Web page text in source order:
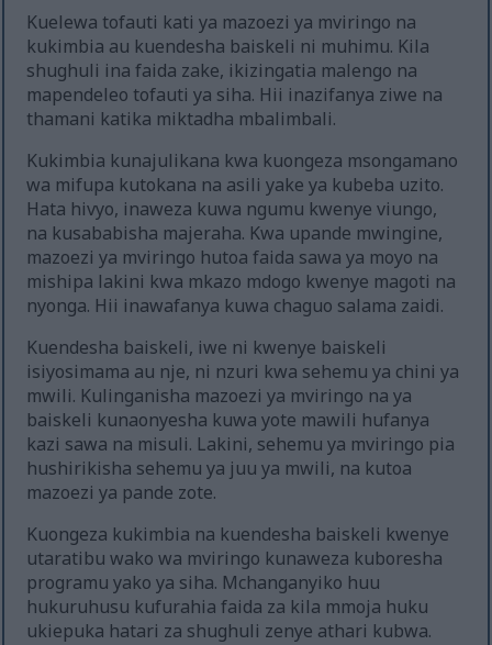
Kuelewa tofauti kati ya mazoezi ya mviringo na
kukimbia au kuendesha baiskeli ni muhimu. Kila
shughuli ina faida zake, ikizingatia malengo na
mapendeleo tofauti ya siha. Hii inazifanya ziwe na
thamani katika miktadha mbalimbali.
Kukimbia kunajulikana kwa kuongeza msongamano
wa mifupa kutokana na asili yake ya kubeba uzito.
Hata hivyo, inaweza kuwa ngumu kwenye viungo,
na kusababisha majeraha. Kwa upande mwingine,
mazoezi ya mviringo hutoa faida sawa ya moyo na
mishipa lakini kwa mkazo mdogo kwenye magoti na
nyonga. Hii inawafanya kuwa chaguo salama zaidi.
Kuendesha baiskeli, iwe ni kwenye baiskeli
isiyosimama au nje, ni nzuri kwa sehemu ya chini ya
mwili. Kulinganisha mazoezi ya mviringo na ya
baiskeli kunaonyesha kuwa yote mawili hufanya
kazi sawa na misuli. Lakini, sehemu ya mviringo pia
hushirikisha sehemu ya juu ya mwili, na kutoa
mazoezi ya pande zote.
Kuongeza kukimbia na kuendesha baiskeli kwenye
utaratibu wako wa mviringo kunaweza kuboresha
programu yako ya siha. Mchanganyiko huu
hukuruhusu kufurahia faida za kila mmoja huku
ukiepuka hatari za shughuli zenye athari kubwa.